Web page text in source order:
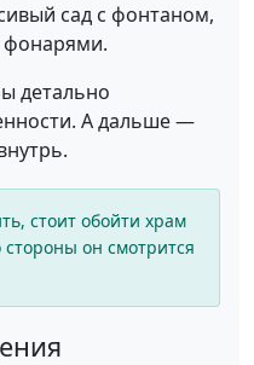
сад с фонтаном,
фонарями.
детально
А дальше —
стоит обойти храм
он смотрится